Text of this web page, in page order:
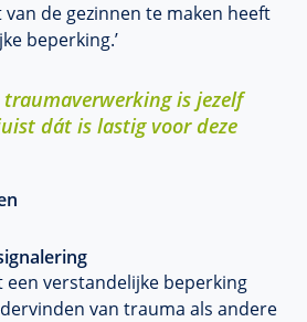
de gezinnen te maken heeft
beperking.’
is jezelf
dát is lastig voor deze
een verstandelijke beperking
van trauma als andere